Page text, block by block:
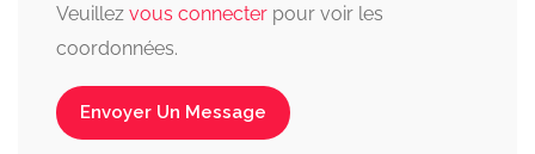
Veuillez vous connecter pour voir les
coordonnées.
Envoyer Un Message